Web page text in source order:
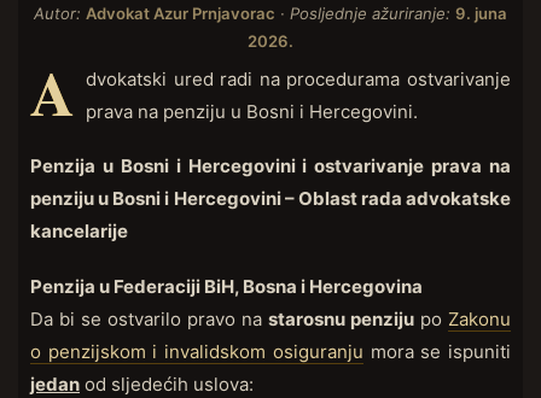
Autor: Advokat Azur Prnjavorac · Posljednje ažuriranje: 9. juna
2026.
A dvokatski ured radi na procedurama ostvarivanje
prava na penziju u Bosni i Hercegovini.
Penzija u Bosni i Hercegovini i ostvarivanje prava na
penziju u Bosni i Hercegovini – Oblast rada advokatske
kancelarije
Penzija u Federaciji BiH, Bosna i Hercegovina
Da bi se ostvarilo pravo na starosnu penziju po Zakonu
o penzijskom i invalidskom osiguranju mora se ispuniti
jedan od sljedećih uslova: